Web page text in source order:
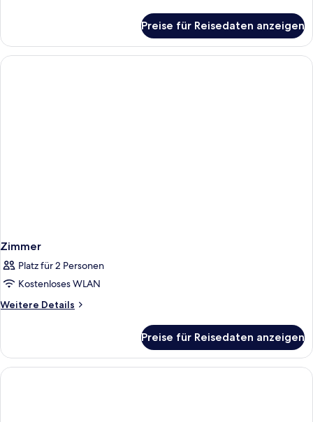
2 Einzelbetten
(Cosy)
Preise für Reisedaten anzeigen
Zimmer
Platz für 2 Personen
Kostenloses WLAN
Weitere Details
Weitere
Preise für Reisedaten anzeigen